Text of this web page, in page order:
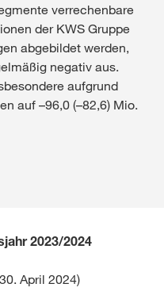
verrechenbare
der KWS Gruppe
abgebildet werden,
negativ aus.
aufgrund
auf –96,0 (–82,6) Mio.
2023/2024
April 2024)